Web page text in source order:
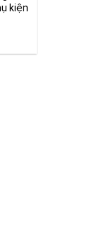
kiện